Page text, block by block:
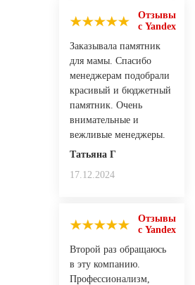
Отзывы
с Yandex
Заказывала памятник
для мамы. Спасибо
менеджерам подобрали
красивый и бюджетный
памятник. Очень
внимательные и
вежливые менеджеры.
Татьяна Г
17.12.2024
Отзывы
с Yandex
Второй раз обращаюсь
в эту компанию.
Профессионализм,